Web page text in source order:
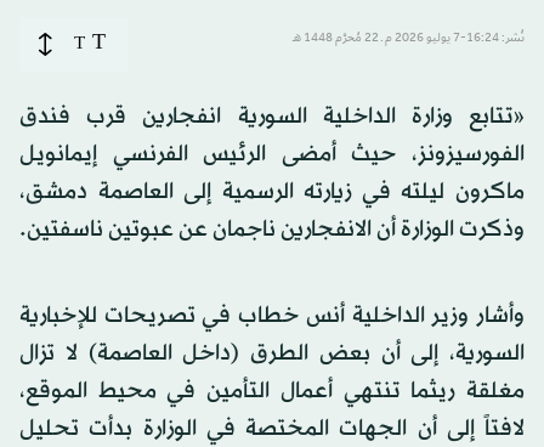
نُشر: 16:24-7 يوليو 2026 م ـ 22 مُحرَّم 1448 هـ T
T
«تتابع وزارة الداخلية السورية انفجارين قرب فندق
الفورسيزونز، حيث أمضى الرئيس الفرنسي إيمانويل
ماكرون ليلته في زيارته الرسمية إلى العاصمة دمشق،
وذكرت الوزارة أن الانفجارين ناجمان عن عبوتين ناسفتين.
وأشار وزير الداخلية أنس خطاب في تصريحات للإخبارية
السورية، إلى أن بعض الطرق (داخل العاصمة) لا تزال
مغلقة ريثما تنتهي أعمال التأمين في محيط الموقع،
لافتاً إلى أن الجهات المختصة في الوزارة بدأت تحليل